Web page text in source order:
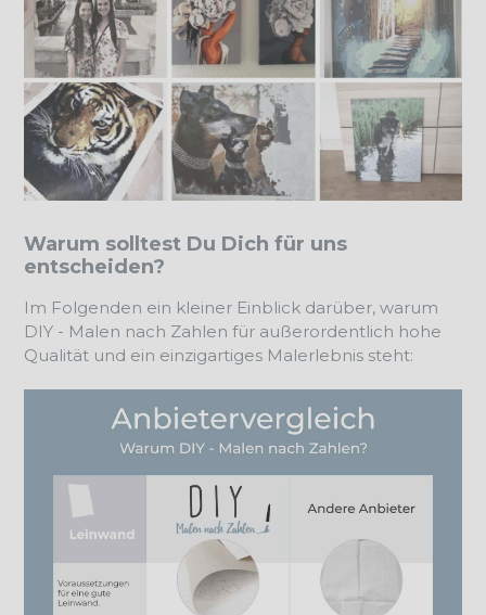
Warum solltest Du Dich für uns
entscheiden?
Im Folgenden ein kleiner Einblick darüber, warum
DIY - Malen nach Zahlen für außerordentlich hohe
Qualität und ein einzigartiges Malerlebnis steht: